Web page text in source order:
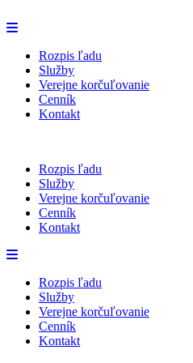
Rozpis ľadu
Služby
Verejne korčuľovanie
Cenník
Kontakt
Rozpis ľadu
Služby
Verejne korčuľovanie
Cenník
Kontakt
Rozpis ľadu
Služby
Verejne korčuľovanie
Cenník
Kontakt